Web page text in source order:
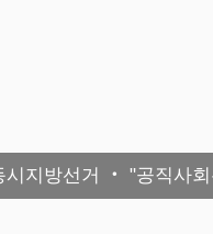
시지방선거 ‧ "공직사